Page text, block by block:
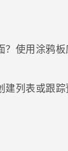
？使用涂鸦板
列表或跟